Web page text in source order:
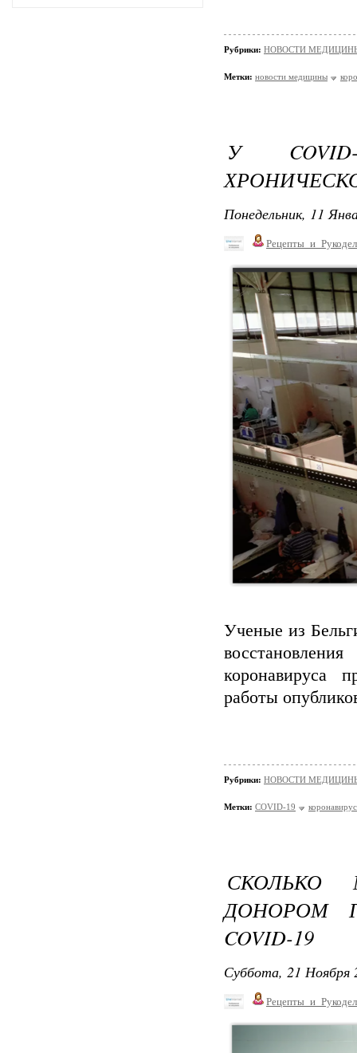
Рубрики: НОВОСТИ
Метки: новости медицины
У
Понедельник, 11
Ученые из
коронавируса
работы
Рубрики: НОВОСТИ
Метки: COVID-19 коронавирус
СКОЛЬКО
ДОНОРОМ
COVID-19
Суббота, 21 Ноября